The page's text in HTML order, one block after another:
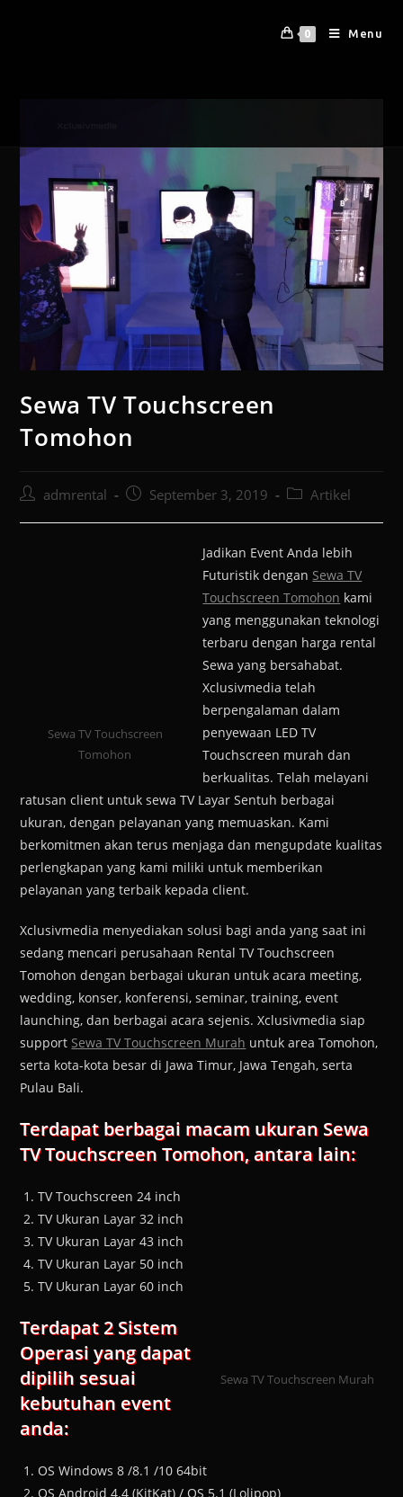
0 Menu
Sewa TV Touchscreen
Tomohon
admrental September 3, 2019 Artikel
Sewa TV Touchscreen
Tomohon
Jadikan Event Anda lebih
Futuristik dengan Sewa TV
Touchscreen Tomohon kami
yang menggunakan teknologi
terbaru dengan harga rental
Sewa yang bersahabat.
Xclusivmedia telah
berpengalaman dalam
penyewaan LED TV
Touchscreen murah dan
berkualitas. Telah melayani
ratusan client untuk sewa TV Layar Sentuh berbagai
ukuran, dengan pelayanan yang memuaskan. Kami
berkomitmen akan terus menjaga dan mengupdate kualitas
perlengkapan yang kami miliki untuk memberikan
pelayanan yang terbaik kepada client.
Xclusivmedia menyediakan solusi bagi anda yang saat ini
sedang mencari perusahaan Rental TV Touchscreen
Tomohon dengan berbagai ukuran untuk acara meeting,
wedding, konser, konferensi, seminar, training, event
launching, dan berbagai acara sejenis. Xclusivmedia siap
support Sewa TV Touchscreen Murah untuk area Tomohon,
serta kota-kota besar di Jawa Timur, Jawa Tengah, serta
Pulau Bali.
Terdapat berbagai macam ukuran Sewa
TV Touchscreen Tomohon, antara lain:
Sewa TV Touchscreen Murah
TV Touchscreen 24 inch
TV Ukuran Layar 32 inch
TV Ukuran Layar 43 inch
TV Ukuran Layar 50 inch
TV Ukuran Layar 60 inch
Terdapat 2 Sistem
Operasi yang dapat
dipilih sesuai
kebutuhan event
anda:
OS Windows 8 /8.1 /10 64bit
OS Android 4.4 (KitKat) / OS 5.1 (Lolipop)